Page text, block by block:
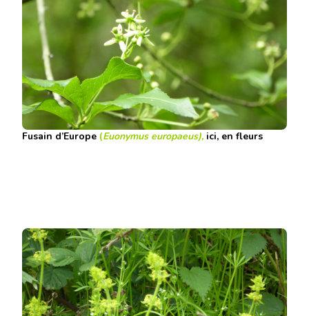
Fusain d’Europe (Euonymus europaeus), ici, en fleurs